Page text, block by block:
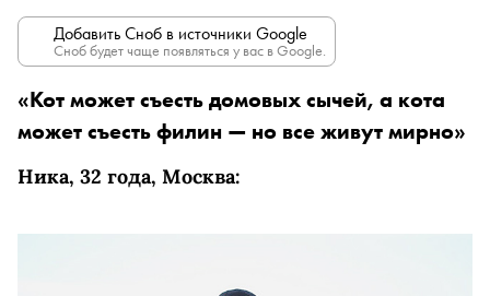
Добавить Сноб в источники Google
Сноб будет чаще появляться у вас в Google.
«Кот может съесть домовых сычей, а кота
может съесть филин — но все живут мирно»
Ника, 32 года, Москва: